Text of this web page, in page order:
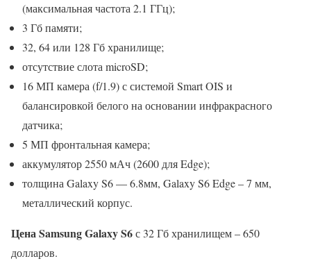
(максимальная частота 2.1 ГГц);
3 Гб памяти;
32, 64 или 128 Гб хранилище;
отсутствие слота microSD;
16 МП камера (f/1.9) с системой Smart OIS и
балансировкой белого на основании инфракрасного
датчика;
5 МП фронтальная камера;
аккумулятор 2550 мАч (2600 для Edge);
толщина Galaxy S6 — 6.8мм, Galaxy S6 Edge – 7 мм,
металлический корпус.
Цена Samsung Galaxy S6с 32 Гб хранилищем – 650
долларов.